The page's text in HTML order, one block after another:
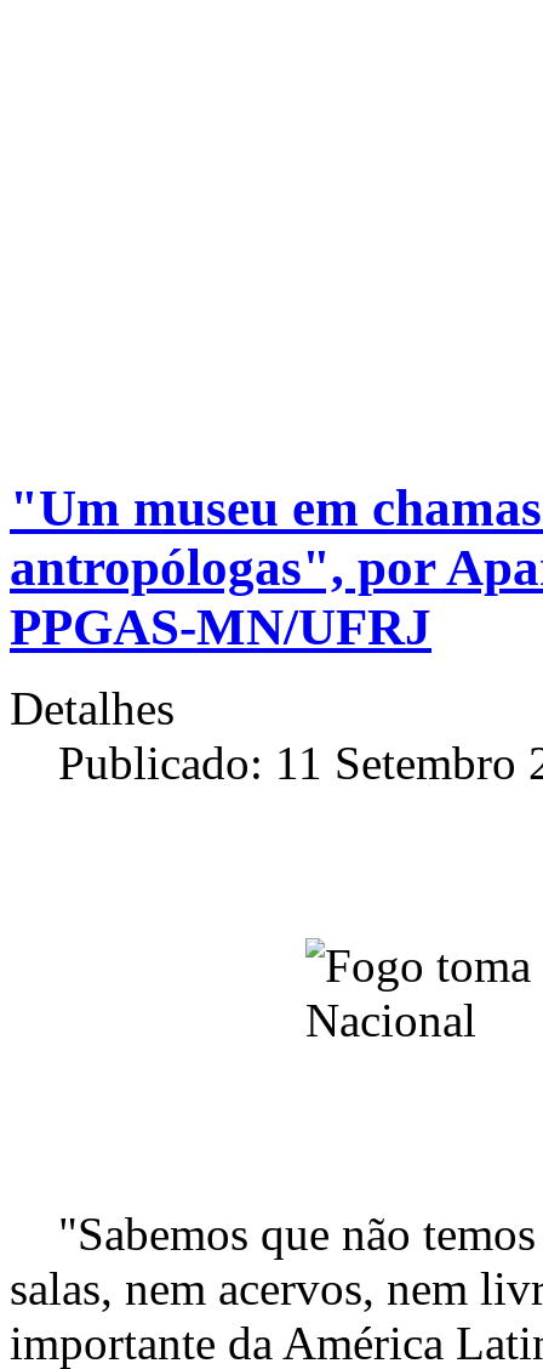
"Um museu em
antropólogas", por
PPGAS-MN/UFRJ
Detalhes
Publicado: 11 Setembro
"Sabemos que não
salas, nem acervos, nem
importante da América